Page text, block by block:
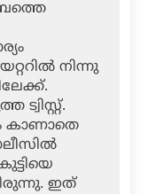
നിന്നു
കാണാതെ
ഇത്